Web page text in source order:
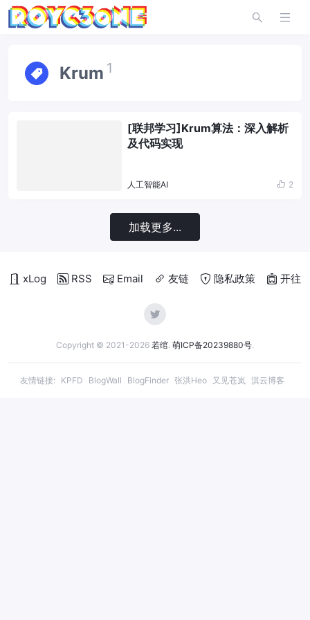
Krum 1
[联邦学习]Krum算法：深入解析
及代码实现
人工智能AI 2
加载更多...
xLog RSS Email 友链 隐私政策 开往
Copyright © 2021-2026 若绾. 萌ICP备20239880号.
友情链接: KPFD BlogWall BlogFinder 张洪Heo 又见苍岚 淇云博客